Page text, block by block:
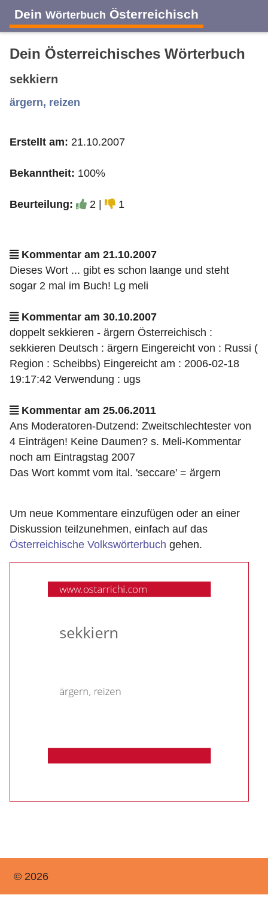
Dein Wörterbuch Österreichisch
A B C
J K L M
Dein Österreichisches Wörterbuch
sekkiern
ärgern, reizen
Erstellt am: 21.10.2007
Bekanntheit: 100%
Beurteilung: 2 | 1
Kommentar am 21.10.2007
Dieses Wort ... gibt es schon laange und steht
sogar 2 mal im Buch! Lg meli
Kommentar am 30.10.2007
doppelt sekkieren - ärgern Österreichisch :
sekkieren Deutsch : ärgern Eingereicht von : Russi (
Region : Scheibbs) Eingereicht am : 2006-02-18
19:17:42 Verwendung : ugs
Kommentar am 25.06.2011
Ans Moderatoren-Dutzend: Zweitschlechtester von
4 Einträgen! Keine Daumen? s. Meli-Kommentar
noch am Eintragstag 2007
Das Wort kommt vom ital. 'seccare' = ärgern
Um neue Kommentare einzufügen oder an einer
Diskussion teilzunehmen, einfach auf das
Österreichische Volkswörterbuch gehen.
© 2026